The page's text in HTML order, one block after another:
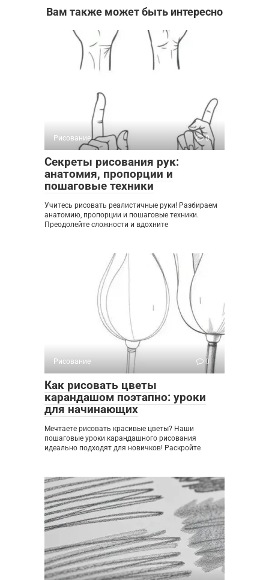
Вам также может быть интересно
Рисование 0
Секреты рисования рук:
анатомия, пропорции и
пошаговые техники
Учитесь рисовать реалистичные руки! Разбираем
анатомию, пропорции и пошаговые техники.
Преодолейте сложности и вдохните
Рисование 0
Как рисовать цветы
карандашом поэтапно: уроки
для начинающих
Мечтаете рисовать красивые цветы? Наши
пошаговые уроки карандашного рисования
идеально подходят для новичков! Раскройте